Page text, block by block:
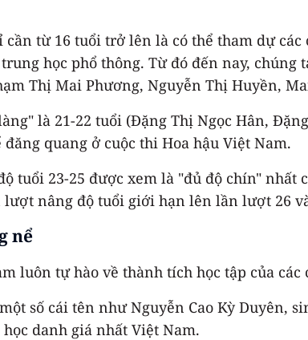
từ 16 tuổi trở lên là có thể tham dự
học phổ thông. Từ đó đến nay,
Thị Mai Phương, Nguyễn Thị Huyền,
là 21-22 tuổi (Đặng Thị Ngọc Hân,
quang ở cuộc thi Hoa hậu Việt Nam.
tuổi 23-25 được xem là "đủ độ chín" nhất
nâng độ tuổi giới hạn lên lần lượt 26
nể
luôn tự hào về thành tích học tập của
số cái tên như Nguyễn Cao Kỳ
danh giá nhất Việt Nam.